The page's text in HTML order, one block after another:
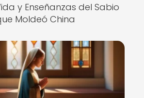
y Enseñanzas del Sabio
Moldeó China